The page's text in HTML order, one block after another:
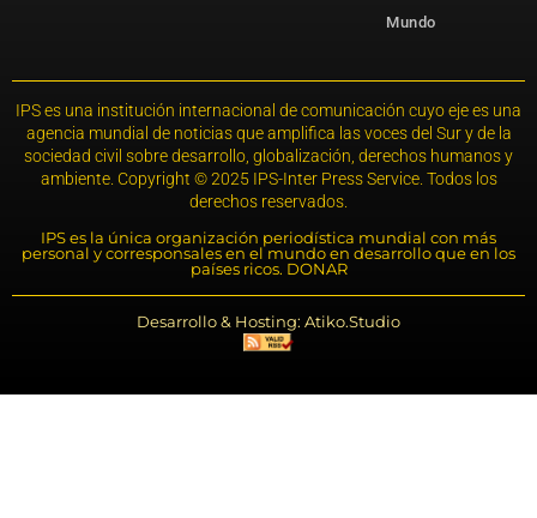
Mundo
IPS es una institución internacional de comunicación cuyo eje es una
agencia mundial de noticias que amplifica las voces del Sur y de la
sociedad civil sobre desarrollo, globalización, derechos humanos y
ambiente. Copyright © 2025 IPS-Inter Press Service. Todos los
derechos reservados.
IPS es la única organización periodística mundial con más
personal y corresponsales en el mundo en desarrollo que en los
países ricos. DONAR
Desarrollo & Hosting: Atiko.Studio